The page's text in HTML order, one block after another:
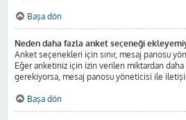
Başa dön
Neden daha fazla anket seçeneği
Anket seçenekleri için sınır, mesaj panosu
Eğer anketiniz için izin verilen miktardan
gerekiyorsa, mesaj panosu yöneticisi ile
Başa dön